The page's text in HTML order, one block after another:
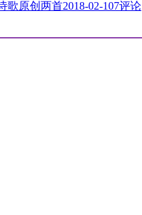
歌原创两首2018-02-107评论